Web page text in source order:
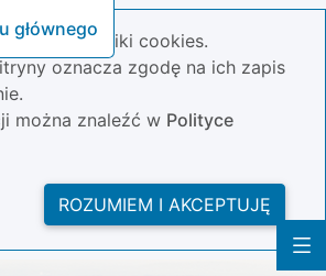
głównego
pliki cookies.
oznacza zgodę na ich zapis
można znaleźć w Polityce
ROZUMIEM I AKCEPTUJĘ